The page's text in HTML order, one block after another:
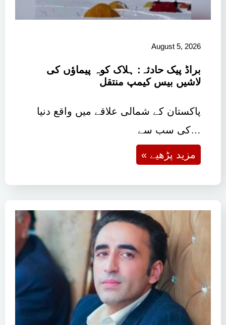
August 5, 2026
براڈ پیک حادثہ: ہلاک کوہ پیماؤں کی
لاشیں بیس کیمپ منتقل
پاکستان کے شمالی علاقے میں واقع دنیا
کی سب سے…
« مزید پڑھیے